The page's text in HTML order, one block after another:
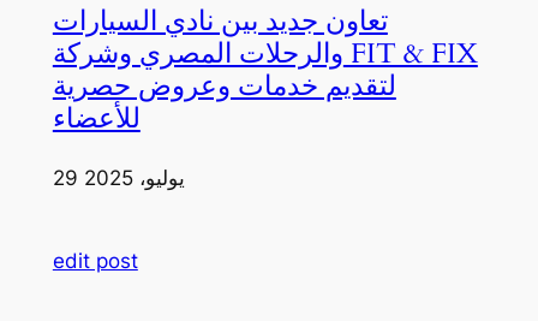
تعاون جديد بين نادي السيارات
والرحلات المصري وشركة FIT & FIX
لتقديم خدمات وعروض حصرية
للأعضاء
29 يوليو، 2025
edit post